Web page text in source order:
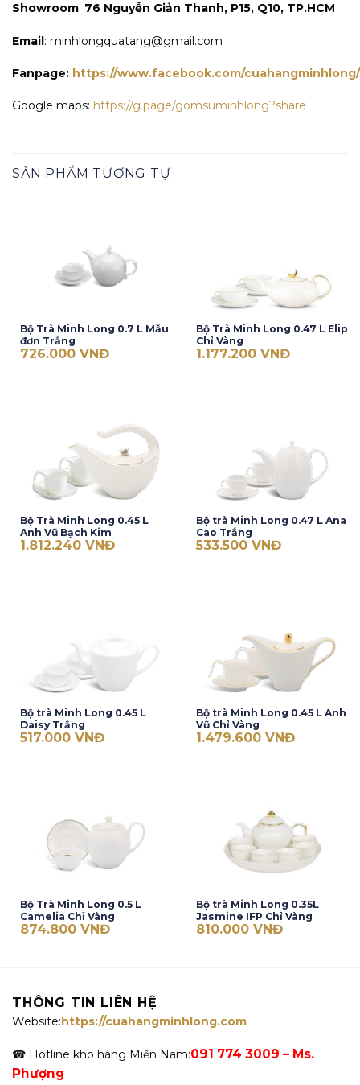
Showroom: 76 Nguyễn Giản Thanh, P15, Q10, TP.HCM
Email: minhlongquatang@gmail.com
Fanpage: https://www.facebook.com/cuahangminhlong/
Google maps: https://g.page/gomsuminhlong?share
SẢN PHẨM TƯƠNG TỰ
Bộ Trà Minh Long 0.7 L Mẫu
đơn Trắng
726.000 VNĐ
Bộ Trà Minh Long 0.47 L Elip
Chỉ Vàng
1.177.200 VNĐ
Bộ Trà Minh Long 0.45 L
Anh Vũ Bạch Kim
1.812.240 VNĐ
Bộ trà Minh Long 0.47 L Ana
Cao Trắng
533.500 VNĐ
Bộ trà Minh Long 0.45 L
Daisy Trắng
517.000 VNĐ
Bộ trà Minh Long 0.45 L Anh
Vũ Chỉ Vàng
1.479.600 VNĐ
Bộ Trà Minh Long 0.5 L
Camelia Chỉ Vàng
874.800 VNĐ
Bộ trà Minh Long 0.35L
Jasmine IFP Chỉ Vàng
810.000 VNĐ
THÔNG TIN LIÊN HỆ
Website:https://cuahangminhlong.com
☎ Hotline kho hàng Miền Nam:091 774 3009 – Ms.
Phượng